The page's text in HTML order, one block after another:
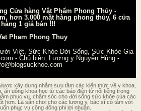
Cửa hàng Vật Phẩm Phong Thủy -
hơn 3.000 mặt hàng phong thủy, 6 cửa
hàng 1 giá bán !!!
Việt, Sức Khỏe Đời Sống, Sức Khỏe Gia
- Chủ biên: Lương y Nguyễn Hùng-
xây dựng nhằm sưu tầm các kiến thức về y khoa,
ăn uống khoa học từ các báo điện tử nổi tiếng trong
phục vụ, chăm sóc cho đời sống sức khỏe của các
hơn. Là sân chơi cho các lương y, bác sĩ có tâm với
phục vụ cộng đồng phi lợi nhuận.